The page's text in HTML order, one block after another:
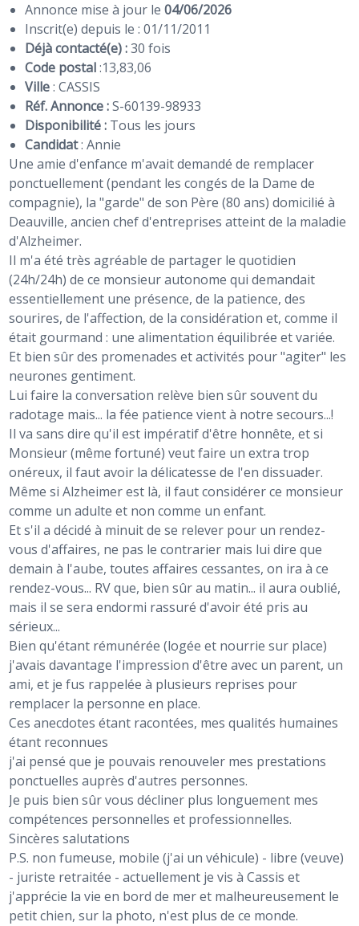
Annonce mise à jour le04/06/2026
Inscrit(e) depuis le : 01/11/2011
Déjà contacté(e) :30 fois
Code postal:13,83,06
Ville: CASSIS
Réf. Annonce :S-60139-98933
Disponibilité : Tous les jours
Candidat:Annie
Une amie d'enfance m'avait demandé de remplacer
ponctuellement (pendant les congés de la Dame de
compagnie), la "garde" de son Père (80 ans) domicilié à
Deauville, ancien chef d'entreprises atteint de la maladie
d'Alzheimer.
Il m'a été très agréable de partager le quotidien
(24h/24h) de ce monsieur autonome qui demandait
essentiellement une présence, de la patience, des
sourires, de l'affection, de la considération et, comme il
était gourmand : une alimentation équilibrée et variée.
Et bien sûr des promenades et activités pour "agiter" les
neurones gentiment.
Lui faire la conversation relève bien sûr souvent du
radotage mais... la fée patience vient à notre secours...!
Il va sans dire qu'il est impératif d'être honnête, et si
Monsieur (même fortuné) veut faire un extra trop
onéreux, il faut avoir la délicatesse de l'en dissuader.
Même si Alzheimer est là, il faut considérer ce monsieur
comme un adulte et non comme un enfant.
Et s'il a décidé à minuit de se relever pour un rendez-
vous d'affaires, ne pas le contrarier mais lui dire que
demain à l'aube, toutes affaires cessantes, on ira à ce
rendez-vous... RV que, bien sûr au matin... il aura oublié,
mais il se sera endormi rassuré d'avoir été pris au
sérieux...
Bien qu'étant rémunérée (logée et nourrie sur place)
j'avais davantage l'impression d'être avec un parent, un
ami, et je fus rappelée à plusieurs reprises pour
remplacer la personne en place.
Ces anecdotes étant racontées, mes qualités humaines
étant reconnues
j'ai pensé que je pouvais renouveler mes prestations
ponctuelles auprès d'autres personnes.
Je puis bien sûr vous décliner plus longuement mes
compétences personnelles et professionnelles.
Sincères salutations
P.S. non fumeuse, mobile (j'ai un véhicule) - libre (veuve)
- juriste retraitée - actuellement je vis à Cassis et
j'apprécie la vie en bord de mer et malheureusement le
petit chien, sur la photo, n'est plus de ce monde.